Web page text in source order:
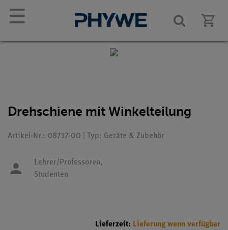
☰
Drehschiene mit Winkelteilung
Artikel-Nr.: 08717-00 | Typ: Geräte & Zubehör
Lehrer/Professoren,
Studenten
Lieferzeit: Lieferung wenn verfügbar